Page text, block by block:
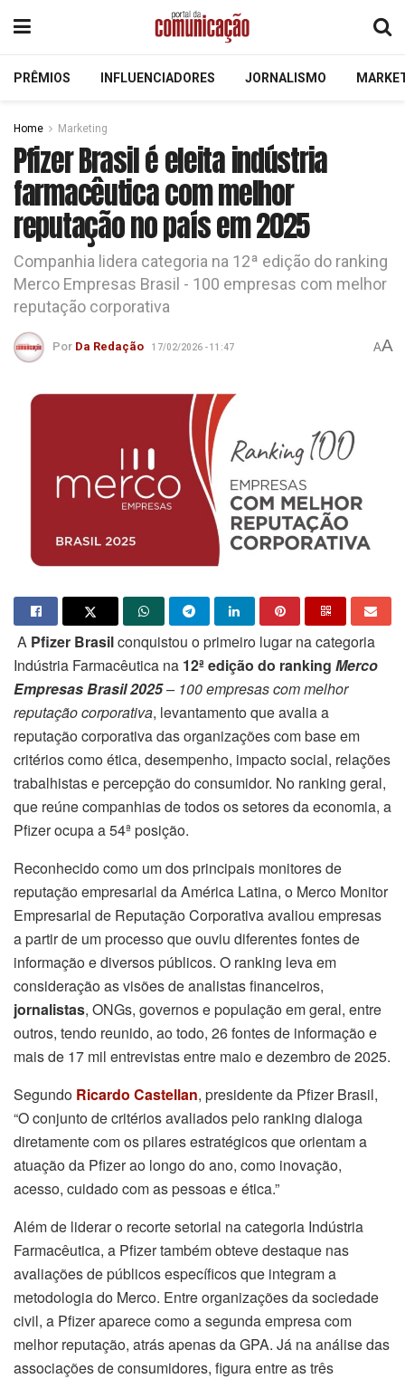
PRÊMIOS INFLUENCIADORES JORNALISMO
Home Marketing
Pfizer Brasil é eleita indústria
farmacêutica com melhor
reputação no país em 2025
Companhia lidera categoria na 12ª edição do ranking
Merco Empresas Brasil - 100 empresas com melhor
reputação corporativa
Por Da Redação 17/02/2026 - 11:47 AA
A Pfizer Brasilconquistou o primeiro lugar na categoria
Indústria Farmacêutica na 12ª edição do ranking Merco
Empresas Brasil 2025– 100 empresas com melhor
reputação corporativa, levantamento que avalia a
reputação corporativa das organizações com base em
critérios como ética, desempenho, impacto social, relações
trabalhistas e percepção do consumidor. No ranking geral,
que reúne companhias de todos os setores da economia, a
Pfizer ocupa a 54ª posição.
Reconhecido como um dos principais monitores de
reputação empresarial da América Latina, o Merco Monitor
Empresarial de Reputação Corporativa avaliou empresas
a partir de um processo que ouviu diferentes fontes de
informação e diversos públicos. O ranking leva em
consideração as visões de analistas financeiros,
jornalistas, ONGs, governos e população em geral, entre
outros, tendo reunido, ao todo, 26 fontes de informação e
mais de 17 mil entrevistas entre maio e dezembro de 2025.
Segundo Ricardo Castellan, presidente da Pfizer Brasil,
“O conjunto de critérios avaliados pelo ranking dialoga
diretamente com os pilares estratégicos que orientam a
atuação da Pfizer ao longo do ano, como inovação,
acesso, cuidado com as pessoas e ética.”
Além de liderar o recorte setorial na categoria Indústria
Farmacêutica, a Pfizer também obteve destaque nas
avaliações de públicos específicos que integram a
metodologia do Merco. Entre organizações da sociedade
civil, a Pfizer aparece como a segunda empresa com
melhor reputação, atrás apenas da GPA. Já na análise das
associações de consumidores, figura entre as três